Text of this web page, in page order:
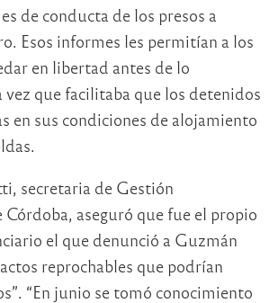
de conducta de los presos a
Esos informes les permitían a los
en libertad antes de lo
vez que facilitaba que los detenidos
en sus condiciones de alojamiento
secretaria de Gestión
Córdoba, aseguró que fue el propio
el que denunció a Guzmán
reprochables que podrían
“En junio se tomó conocimiento